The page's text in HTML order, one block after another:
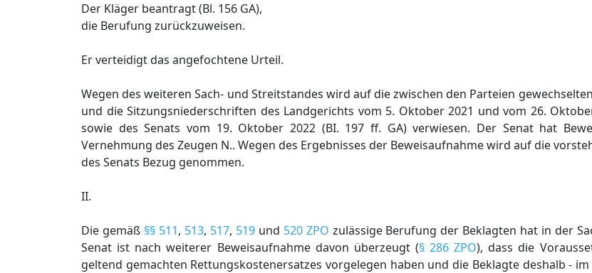
Der Kläger beantragt (Bl. 156 GA),
die Berufung zurückzuweisen.
Er verteidigt das angefochtene Urteil.
Wegen des weiteren Sach- und Streitstandes wird auf die zwischen den Parteien
und die Sitzungsniederschriften des Landgerichts vom 5. Oktober 2021 und vom 26.
sowie des Senats vom 19. Oktober 2022 (BI. 197 ff. GA) verwiesen. Der Senat hat
Vernehmung des Zeugen N.. Wegen des Ergebnisses der Beweisaufnahme wird auf die
des Senats Bezug genommen.
II.
Die gemäß §§ 511, 513, 517, 519und 520 ZPO zulässige Berufung der Beklagten hat in der
Senat ist nach weiterer Beweisaufnahme davon überzeugt (§ 286 ZPO), dass die
geltend gemachten Rettungskostenersatzes vorgelegen haben und die Beklagte deshalb -